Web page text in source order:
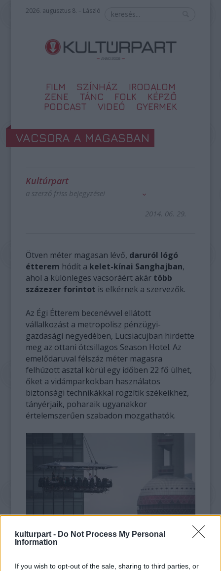
kulturpart - Do Not Process My Personal
Information
If you wish to opt-out of the sale, sharing to third parties, or
2026. augusztus 8. – László
FILM SZÍNHÁZ
IRODALOM
ZENE
TÁNC FOLK
KÉPZŐ
PODCAST
VIDEÓ GYERMEK
VACSORA A MAGASBAN
Kultúrpart
a szerző friss bejegyzései
2014. 06. 29.
Ötven méter magasan lévő, daruról lógó
étterem hódít a kelet-kínai Sanghajban,
ahol a különleges vacsoráért akár több
százezer forintot is elkérnek a szervezők.
Az Égi Étterem becenévvel ellátott
vállalkozást a metropolisz pénzügyi-
gazdasági negyedében, Lucsiacujban hirdette
meg az ottani ötcsillagos Season Hotel. Az
emelődaruval félszáz méter magasra
felhúzott asztal körül egy időben 22 fő ülhet,
őket a vidámparkokban használatos
biztonsági technikákkal rögzítik székeikhez,
tányérjaik, poharaik ugyanakkor
értelemszerűen szabadon mozgathatók.